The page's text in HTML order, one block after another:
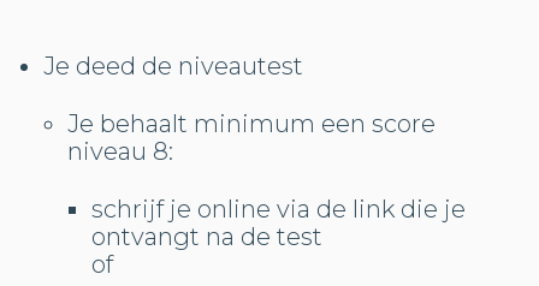
Je deed de niveautest
Je behaalt minimum een score
niveau 8:
schrijf je online via de link die je
ontvangt na de test
of